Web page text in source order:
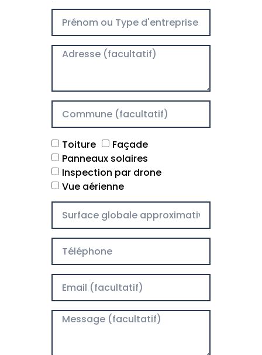
Toiture
Façade
Panneaux solaires
Inspection par drone
Vue aérienne